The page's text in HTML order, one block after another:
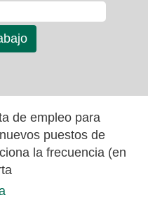
de empleo para
puestos de
la frecuencia (en